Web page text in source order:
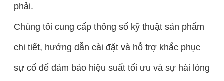
phải.
Chúng tôi cung cấp thông số kỹ thuật sản phẩm
chi tiết, hướng dẫn cài đặt và hỗ trợ khắc phục
sự cố để đảm bảo hiệu suất tối ưu và sự hài lòng